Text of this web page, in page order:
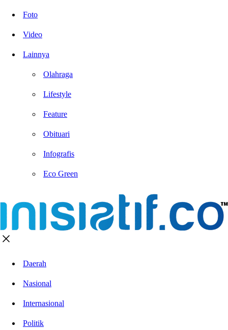
Foto
Video
Lainnya
Olahraga
Lifestyle
Feature
Obituari
Infografis
Eco Green
Daerah
Nasional
Internasional
Politik